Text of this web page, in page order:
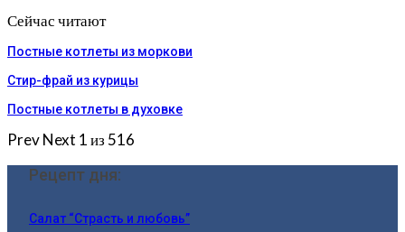
Сейчас читают
Постные котлеты из моркови
Стир-фрай из курицы
Постные котлеты в духовке
PrevNext 1 из 516
Рецепт дня:
Салат “Страсть и любовь”